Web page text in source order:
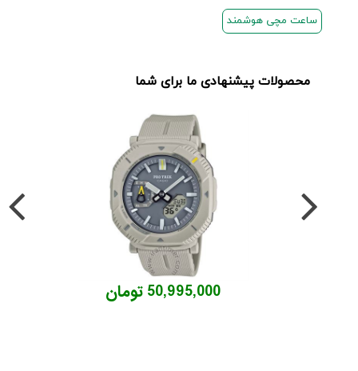
ساعت مچی هوشمند
محصولات پیشنهادی ما برای شما
50,995,000 تومان